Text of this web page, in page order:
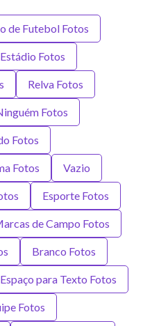
de Futebol Fotos
Estádio Fotos
Relva Fotos
Fotos
Fotos
Fotos Vazio
Esporte Fotos
de Campo Fotos
Branco Fotos
Espaço para Texto Fotos
Fotos